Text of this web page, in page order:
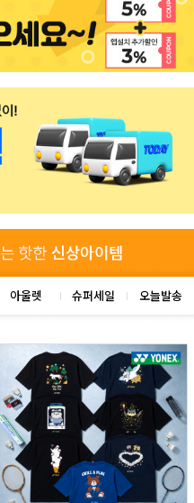
아울렛 슈퍼세일 오늘발송